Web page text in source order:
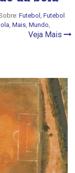
Futebol , Futebol
, Mais, Mundo,
Veja Mais